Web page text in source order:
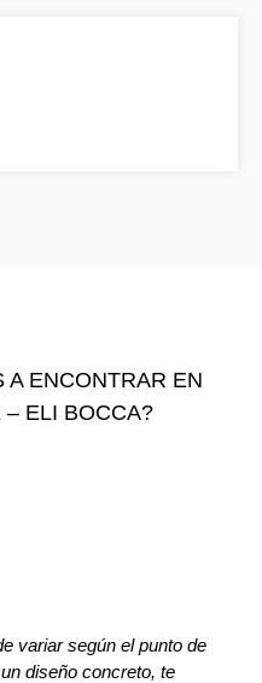
A ENCONTRAR EN
– ELI BOCCA?
variar según el punto de
diseño concreto, te